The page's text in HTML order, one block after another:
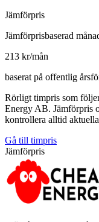
Jämförpris
Jämförprisbaserad
213 kr/mån
baserat på offentlig
Rörligt timpris som
Energy AB. Jämförpris
kontrollera alltid
Gå till timpris
Jämförpris